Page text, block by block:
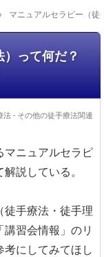
› マニュアルセラピー（徒
って何だ？
法 - その他の徒手療法関連
マニュアルセラピ
説している。
徒手療法・徒手理
習会情報」のリ
考にしてみてほし